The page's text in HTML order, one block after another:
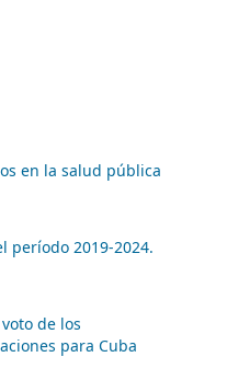
en la salud pública
período 2019-2024.
de los
para Cuba